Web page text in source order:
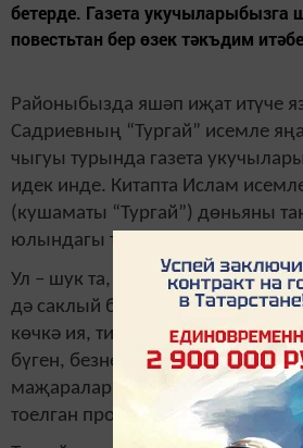
бетерде. Газета укучыларыбызга
повестьтан бер өзек тәкъдим
Районыбызда яшәп иҗат итүче
Садриевның “Тургай” исемле
чыгуы турында газета
идек инде. Китапта Ислам
(кушаматы “Тургай”) дөньяны
юлындагы тәүге адымнары
Ул – шук та, кирәк вакытта җитди
дә саклый белә. Дусларын үз
көчкә ия, тирә-яктагыларын
бүген, безнең арада яши. Аның
маҗаралары, кайвакыт хәл
тоелган проблемалары сезгә